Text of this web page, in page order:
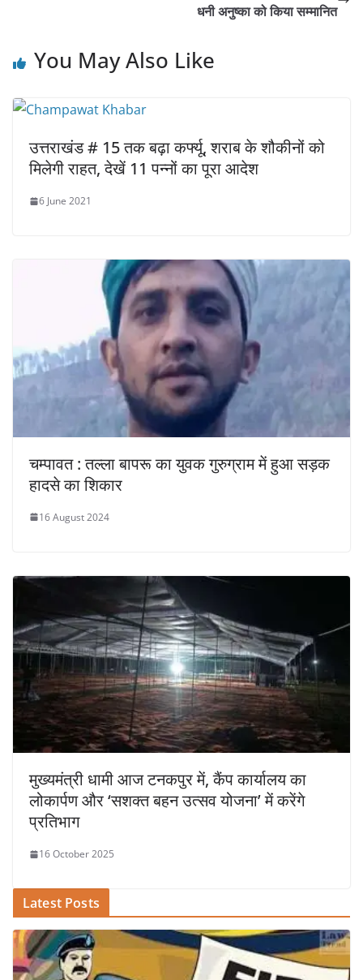
धनी अनुष्का को किया सम्मानित
You May Also Like
उत्तराखंड # 15 तक बढ़ा कर्फ्यू, शराब के शौकीनों को
मिलेगी राहत, देखें 11 पन्नों का पूरा आदेश
6 June 2021
चम्पावत : तल्ला बापरू का युवक गुरुग्राम में हुआ सड़क
हादसे का शिकार
16 August 2024
मुख्यमंत्री धामी आज टनकपुर में, कैंप कार्यालय का
लोकार्पण और ‘सशक्त बहन उत्सव योजना’ में करेंगे
प्रतिभाग
16 October 2025
Latest Posts